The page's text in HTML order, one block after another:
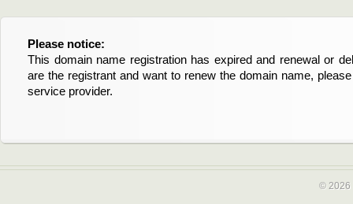
Please notice:
This domain name registration has expired and renewal or
are the registrant and want to renew the domain name,
service provider.
Bitte beachten Sie:
Diese Domainregistrierung ist abgelaufen und die
Domain stehen an. Wenn Sie der Registrant sind und
verlängern möchten, kontaktieren Sie bitte Ihren Service-
© 2026